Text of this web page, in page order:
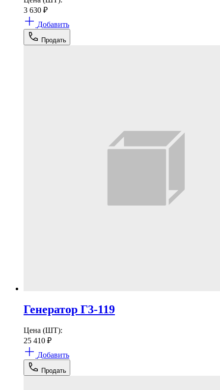
3 630 ₽
Добавить
Продать
Генератор Г3-119
Цена (ШТ):
25 410 ₽
Добавить
Продать